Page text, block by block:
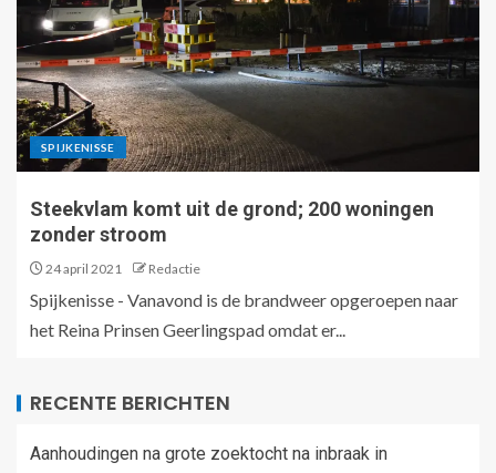
SPIJKENISSE
Steekvlam komt uit de grond; 200 woningen
zonder stroom
24 april 2021 Redactie
Spijkenisse - Vanavond is de brandweer opgeroepen naar
het Reina Prinsen Geerlingspad omdat er...
RECENTE BERICHTEN
Aanhoudingen na grote zoektocht na inbraak in